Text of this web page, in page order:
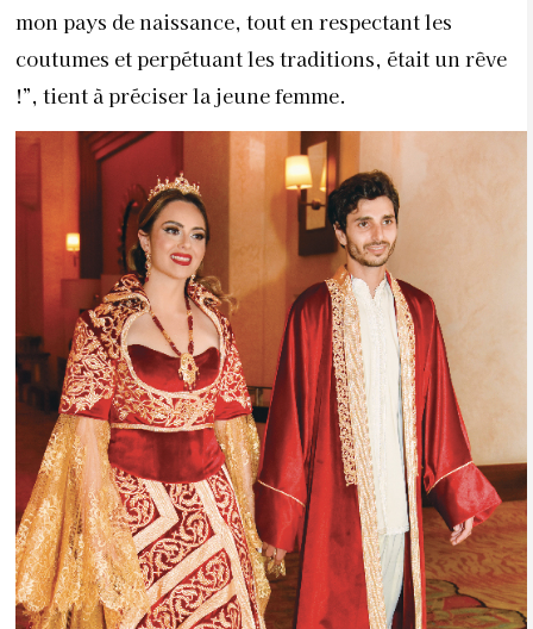
mon pays de naissance, tout en respectant les
coutumes et perpétuant les traditions, était un rêve
!”, tient à préciser la jeune femme.